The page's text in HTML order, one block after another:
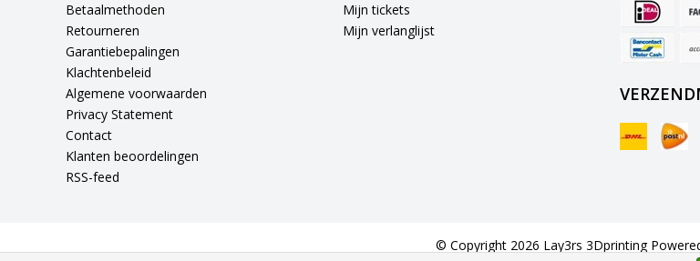
Betaalmethoden
Retourneren
Garantiebepalingen
Klachtenbeleid
Algemene voorwaarden
Privacy Statement
Contact
Klanten beoordelingen
RSS-feed
Mijn tickets
Mijn verlanglijst
© Copyright 2026 Lay3rs 3Dprinting